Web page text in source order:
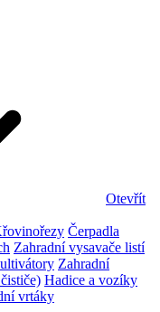
Otevřít
Čerpadla
Zahradní vysavače listí
Zahradní
Hadice a vozíky
vrtáky